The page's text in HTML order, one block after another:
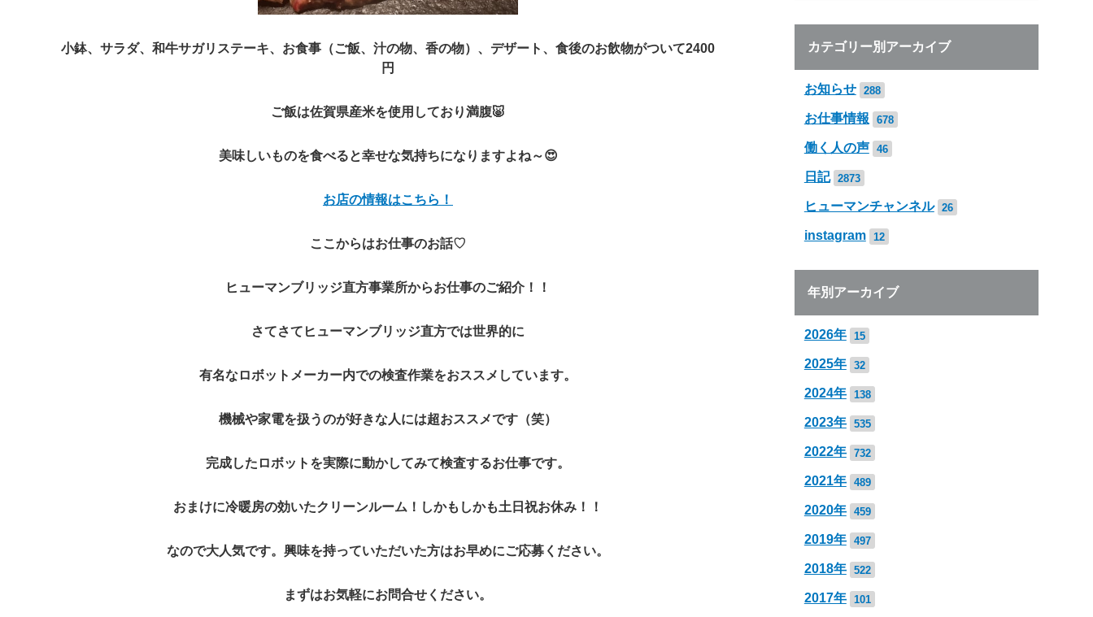
小鉢、サラダ、和牛サガリステーキ、お食事（ご飯、汁の物、香の物）、デザート、食後のお飲物がついて2400
円
ご飯は佐賀県産米を使用しており満腹🐷
美味しいものを食べると幸せな気持ちになりますよね～😍
お店の情報はこちら！
ここからはお仕事のお話♡
ヒューマンブリッジ直方事業所からお仕事のご紹介！！
さてさてヒューマンブリッジ直方では世界的に
有名なロボットメーカー内での検査作業をおススメしています。
機械や家電を扱うのが好きな人には超おススメです（笑）
完成したロボットを実際に動かしてみて検査するお仕事です。
おまけに冷暖房の効いたクリーンルーム！しかもしかも土日祝お休み！！
なので大人気です。興味を持っていただいた方はお早めにご応募ください。
まずはお気軽にお問合せください。
カテゴリー別アーカイブ
お知らせ 288
お仕事情報 678
働く人の声 46
日記 2873
ヒューマンチャンネル 26
instagram 12
年別アーカイブ
2026年 15
2025年 32
2024年 138
2023年 535
2022年 732
2021年 489
2020年 459
2019年 497
2018年 522
2017年 101